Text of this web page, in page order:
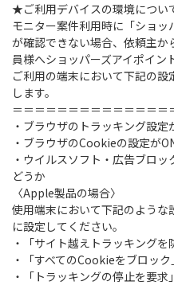
★ご利用デバイスの環境につい
モニター案件利用時に「ショ
が確認できない場合、依頼主か
員様へショッパーズアイポイン
ご利用の端末において下記の
します。
＝＝＝＝＝＝＝＝＝＝＝＝＝＝
・ブラウザのトラッキング設
・ブラウザのCookieの設定が
・ウイルスソフト・広告ブロ
どうか
〈Apple製品の場合〉
使用端末において下記のような
に設定してください。
・「サイト越えトラッキングを
・「すべてのCookieをブロック」
・「トラッキングの停止を要求」